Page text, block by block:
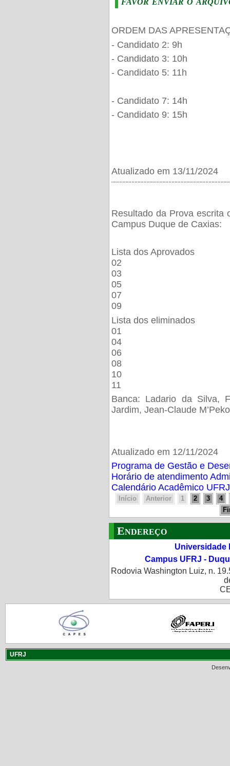
ORDEM DAS
- Candidato 2: 9h
- Candidato 3: 10h
- Candidato 5: 11h
- Candidato 7: 14h
- Candidato 9: 15h
Atualizado em 13/11/2024
Resultado da Prova escrita
Campus Duque de Caxias:
Lista dos Aprovados
02
03
05
07
09
Lista dos eliminados
01
04
06
08
10
11
Banca: Ladario da Silva,
Jardim, Jean-Claude M’Peko
Atualizado em 12/11/2024
Programa de Gestão e
Horário de atendimento
Calendário Acadêmico
Início Anterior 1 2 3
4
Endereço
Universidade
Campus UFRJ -
Rodovia Washington Luiz, n.
UFRJ